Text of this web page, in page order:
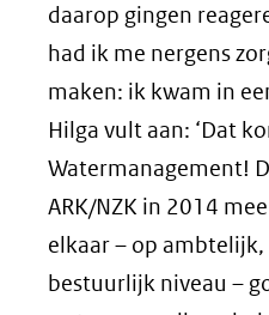
daarop gingen
had ik me nergens
maken: ik kwam in
Hilga vult aan: ‘Dat
Watermanagement!
ARK/NZK in 2014
elkaar – op
bestuurlijk niveau –